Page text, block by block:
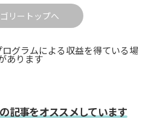
リートップへ
グラムによる収益を得ている場
あります
記事をオススメしています